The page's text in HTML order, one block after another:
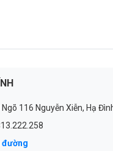
116 Nguyễn Xiễn, Hạ
đường